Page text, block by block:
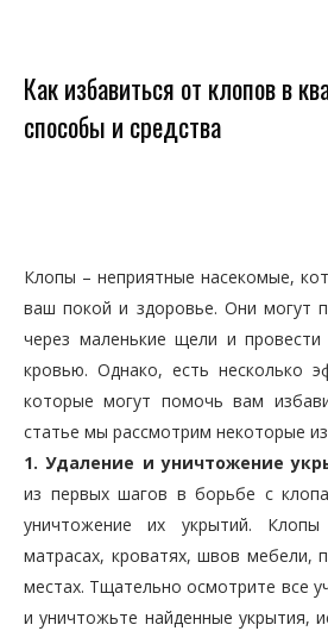
Как избавиться от клопов в
способы и средства
Клопы – неприятные насекомые,
ваш покой и здоровье. Они могут
через маленькие щели и
кровью. Однако, есть несколько
которые могут помочь вам
статье мы рассмотрим некоторые
1. Удаление и уничтожение
из первых шагов в борьбе с
уничтожение их укрытий.
матрасах, кроватях, швов мебели,
местах. Тщательно осмотрите все
и уничтожьте найденные укрытия,